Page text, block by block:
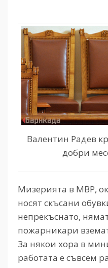
Валентин Радев
добри
Мизерията в МВР,
носят скъсани
непрекъснато,
пожарникари
За някои хора в
работата е съвсем